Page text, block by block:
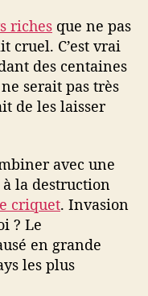
riches que ne pas
cruel. C’est vrai
des centaines
serait pas très
de les laisser
avec une
la destruction
criquet. Invasion
? Le
en grande
les plus